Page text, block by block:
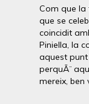
Com que la
que se
coincidit
Piniella, la
aquest punt
perquÃ¨
mereix, ben